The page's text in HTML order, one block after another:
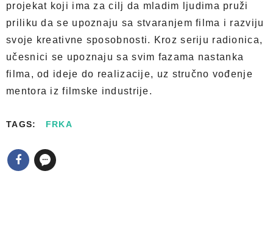
projekat koji ima za cilj da mladim ljudima pruži
priliku da se upoznaju sa stvaranjem filma i razviju
svoje kreativne sposobnosti. Kroz seriju radionica,
učesnici se upoznaju sa svim fazama nastanka
filma, od ideje do realizacije, uz stručno vođenje
mentora iz filmske industrije.
TAGS: FRKA